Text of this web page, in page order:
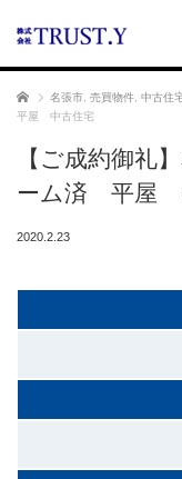
ホーム 名張市 売買物件 中古住
平屋 中古住宅
【ご成約御礼
ーム済 平屋
2020.2.23